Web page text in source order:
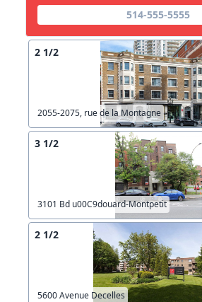
514-555-5555
2 1/2
2055-2075, rue de la Montagne
3 1/2
3101 Bd u00C9douard-Montpetit
2 1/2
5600 Avenue Decelles
X Fermer